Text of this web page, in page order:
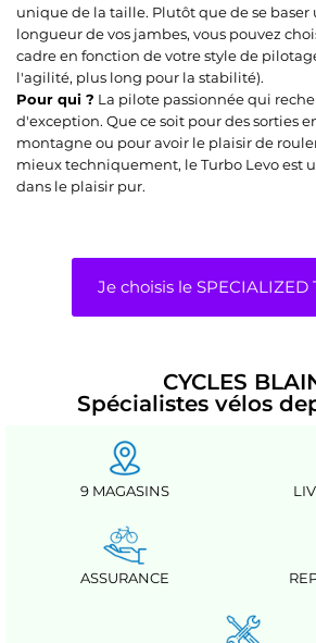
unique de la taille. Plutôt que de se
longueur de vos jambes, vous pouvez
cadre en fonction de votre style de
l'agilité, plus long pour la stabilité).
Pour qui ? La pilote passionnée qui
d'exception. Que ce soit pour des sorties
montagne ou pour avoir le plaisir de
mieux techniquement, le Turbo Levo est
dans le plaisir pur.
Je choisis le SPECIALIZED
CYCLES
Spécialistes vélos
9 MAGASINS
ASSURANCE